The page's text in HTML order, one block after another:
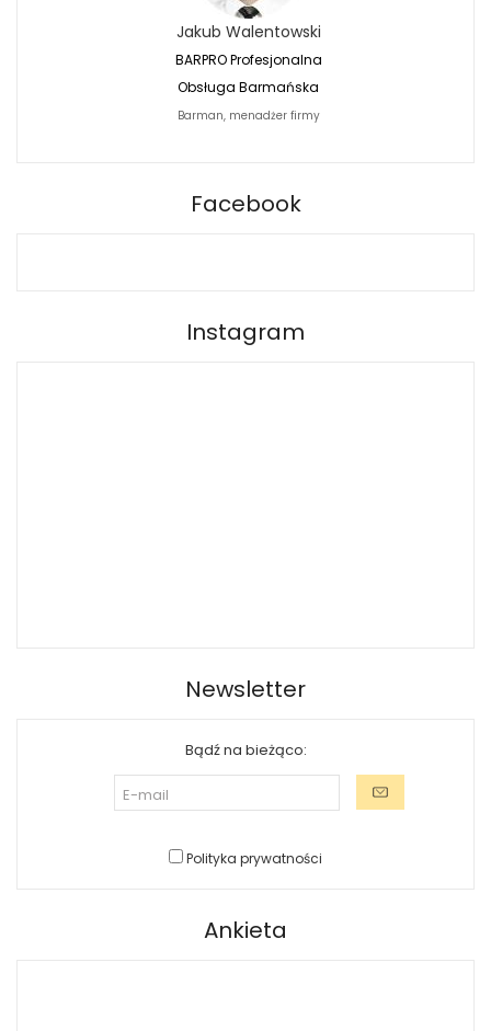
Jakub Walentowski
BARPRO Profesjonalna
Obsługa Barmańska
Barman, menadżer firmy
Facebook
Instagram
Newsletter
Bądź na bieżąco:
Polityka prywatności
Ankieta